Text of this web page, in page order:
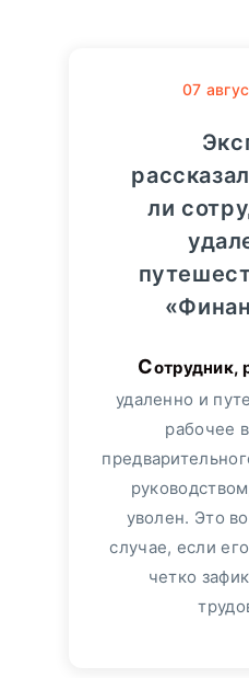
07
ли
Сотрудник, работающий
удаленно и
рабочее
уволен. Это
случае, если
четко